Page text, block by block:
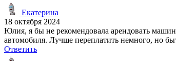
Екатерина
18 октября 2024
Юлия, я бы не рекомендовала арендовать
автомобиля. Лучше переплатить немного, но
Ответить